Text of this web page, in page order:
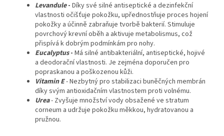
Levandule - Díky své silné antiseptické a dezinfekční
vlastnosti očišťuje pokožku, upřednostňuje proces hojení
pokožky a účinně zabraňuje tvorbě bakterií. Stimuluje
povrchový krevní oběh a aktivuje metabolismus, což
přispívá k dobrým podmínkám pro nohy.
Eucalyptus - Má silné antibakteriální, antiseptické, hojivé
a deodorační vlastnosti. Je zejména doporučen pro
popraskanou a poškozenou kůži.
Vitamin E- Nezbytný pro stabilizaci buněčných membrán
díky svým antioxidačním vlastnostem proti volnému.
Urea- Zvyšuje množství vody obsažené ve stratum
corneum a udržuje pokožku měkkou, hydratovanou a
pružnou.